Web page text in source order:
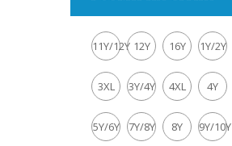
11Y/12Y 12Y 16Y 1Y/2Y
3XL 3Y/4Y 4XL 4Y
5Y/6Y 7Y/8Y 8Y 9Y/10Y